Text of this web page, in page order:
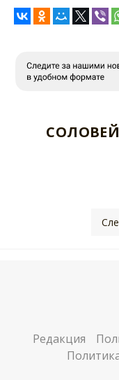
Редакция